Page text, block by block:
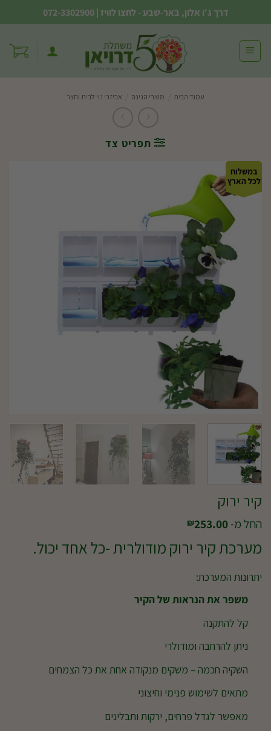
to
content
דרך ג'ו אלון, באר-שבע - לחצו לוויז |
072-3302900
עמוד הבית מוצרי הגינה אביזרי נוי לבית וחצר
תפריט צד
במשלוח
לכל הארץ
קיר ירוק
החל מ- ₪253.00
מערכת קיר ירוק מודולרית -כל אחד יכול.
יתרונות המערכת:
משפר את הנראות של הקיר
קל להתקנה
ניתן להרחבה ומודולרי
השקיה חכמה – משקים מנקודה אחת את כל הצמחים
מתאים לשימוש פנימי וחיצוני
מאפשר לגדל פרחים, ירקות ותבלינים